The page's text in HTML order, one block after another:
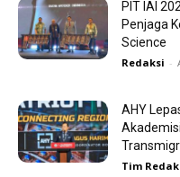
PIT IAI
Penjaga
Science
Redaksi -
AHY
Tim